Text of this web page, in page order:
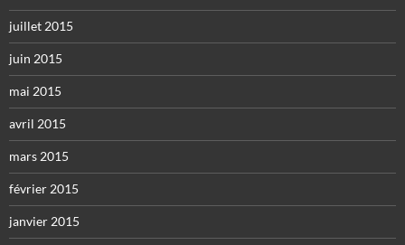
juillet 2015
juin 2015
mai 2015
avril 2015
mars 2015
février 2015
janvier 2015